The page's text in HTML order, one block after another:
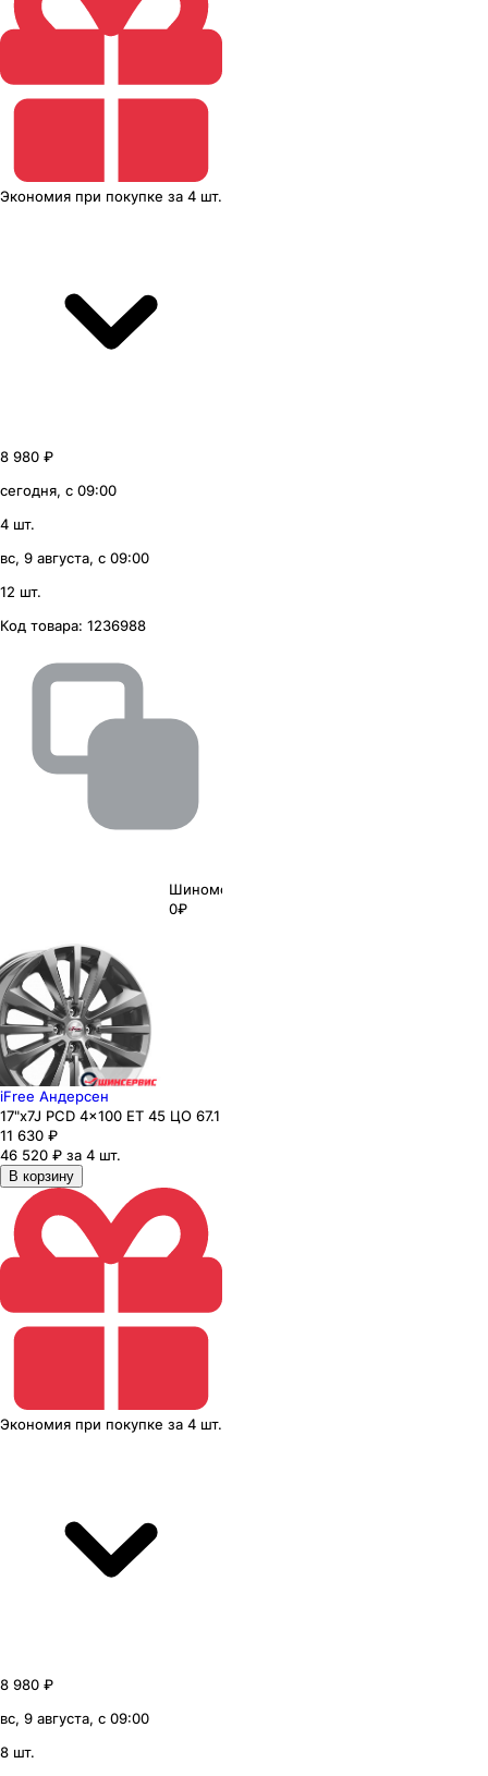
Экономия при покупке за 4 шт.
8 980 ₽
сегодня, с 09:00
4 шт.
вс, 9 августа, с 09:00
12 шт.
Код товара: 1236988
Шиномонтаж
0₽
iFree Андерсен
17"x7J PCD 4x100 ЕТ 45 ЦО 67.1
11 630 ₽
46 520 ₽ за 4 шт.
В корзину
Экономия при покупке за 4 шт.
8 980 ₽
вс, 9 августа, с 09:00
8 шт.